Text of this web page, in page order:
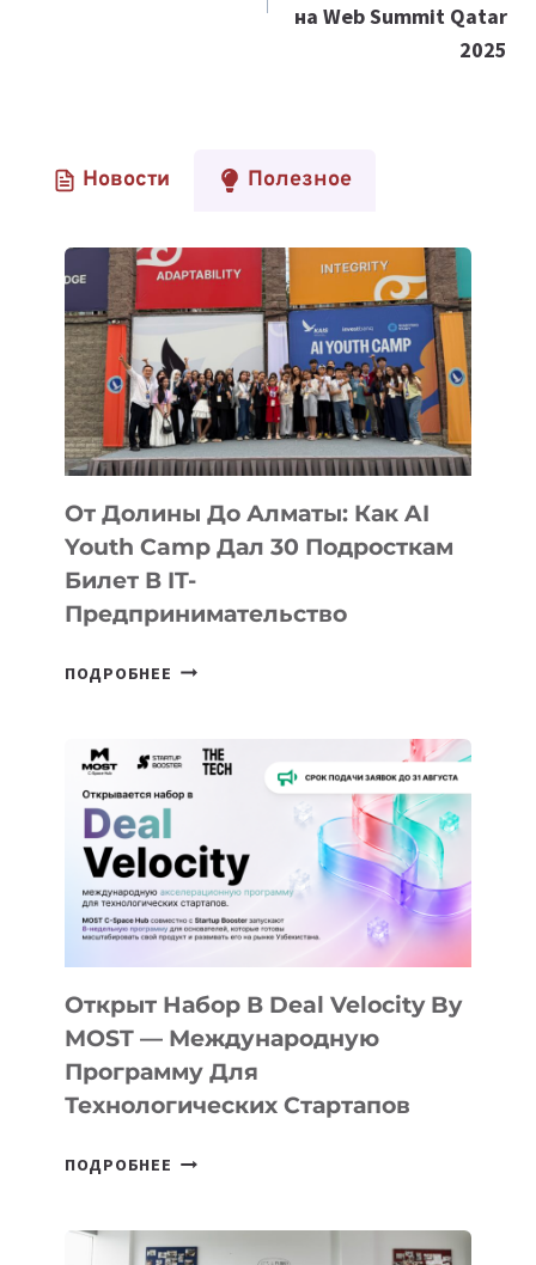
на Web Summit Qatar
2025
Новости Полезное
От Долины До Алматы: Как AI
Youth Camp Дал 30 Подросткам
Билет В IT-
Предпринимательство
ПОДРОБНЕЕ ОТ
АЛМАТЫ:
КАК
AI
YOUTH
CAMP
ДАЛ
30
ПОДРОСТКАМ
БИЛЕТ
В
ПРЕДПРИНИМАТЕЛЬСТВО
Открыт Набор В Deal Velocity By
MOST — Международную
Программу Для
Технологических Стартапов
ПОДРОБНЕЕ ОТКРЫТ
DEAL